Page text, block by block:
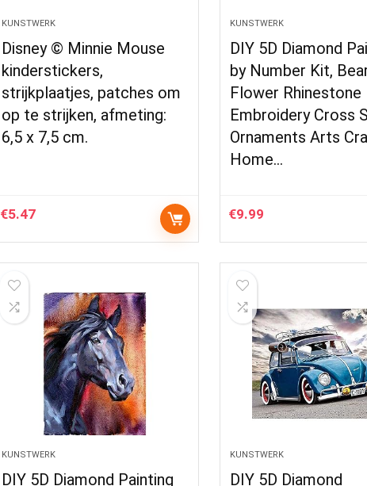
KUNSTWERK
Disney © Minnie Mouse
kinderstickers,
strijkplaatjes, patches om
op te strijken, afmeting:
6,5 x 7,5 cm.
€5.47
KUNSTWERK
DIY 5D Diamond
by Number Kit,
Flower Rhinestone
Embroidery Cross
Ornaments Arts
Home…
€9.99
KUNSTWERK
DIY 5D Diamond Painting
KUNSTWERK
DIY 5D Diamond